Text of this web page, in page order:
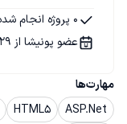
مهارت‌ها
ASP.Net
HTML5
0 پروژه انجام شده
عضو پونیشا از 29 اردیبهشت 1394